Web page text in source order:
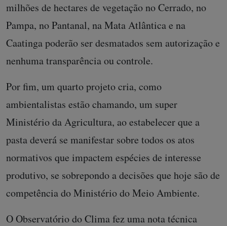
milhões de hectares de vegetação no Cerrado, no
Pampa, no Pantanal, na Mata Atlântica e na
Caatinga poderão ser desmatados sem autorização e
nenhuma transparência ou controle.
Por fim, um quarto projeto cria, como
ambientalistas estão chamando, um super
Ministério da Agricultura, ao estabelecer que a
pasta deverá se manifestar sobre todos os atos
normativos que impactem espécies de interesse
produtivo, se sobrepondo a decisões que hoje são de
competência do Ministério do Meio Ambiente.
O Observatório do Clima fez uma nota técnica